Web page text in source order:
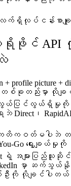
ရှိလုပ်ငန်းစာခ
ပရိုဖိုင်
profile picture +
တစ်ခုတည်းမှာ လိုခ
ာင်းလွယ်ပြင်လွယ်ရှိ
Direct၊
တိကဝတ်မပါဘဲ တစ်
Go ရွေးချယ်
ရဲ့ အများပြည်သူဆို
မှာ ဆက်သွယ်နို
းကို လိုချင်ပါတယ်